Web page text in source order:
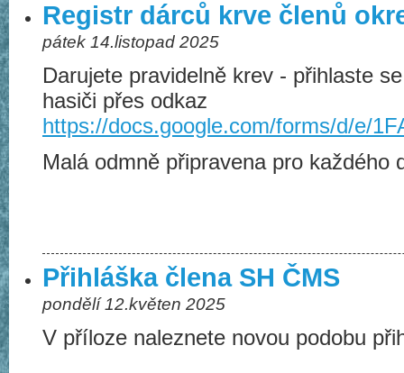
Registr dárců krve členů
pátek 14.listopad 2025
Darujete pravidelně krev - přihlaste
hasiči přes odkaz
https://docs.google.com/forms/d/e/
Malá odmně připravena pro každého
Přihláška člena SH ČMS
pondělí 12.květen 2025
V příloze naleznete novou podobu